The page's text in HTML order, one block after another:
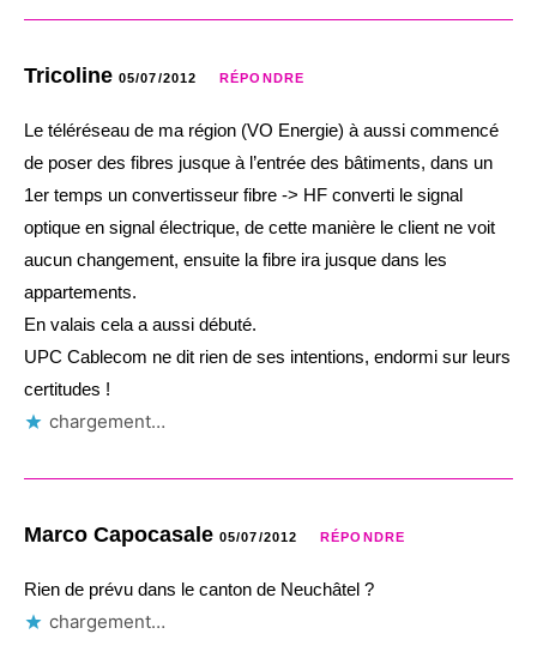
Tricoline 05/07/2012 RÉPONDRE
Le téléréseau de ma région (VO Energie) à aussi commencé
de poser des fibres jusque à l’entrée des bâtiments, dans un
1er temps un convertisseur fibre -> HF converti le signal
optique en signal électrique, de cette manière le client ne voit
aucun changement, ensuite la fibre ira jusque dans les
appartements.
En valais cela a aussi débuté.
UPC Cablecom ne dit rien de ses intentions, endormi sur leurs
certitudes !
chargement…
Marco Capocasale 05/07/2012 RÉPONDRE
Rien de prévu dans le canton de Neuchâtel ?
chargement…